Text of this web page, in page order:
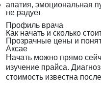
апатия, эмоциональная
не радует
Профиль врача
Как начать и сколько
Прозрачные цены и
Аксае
Начать можно прямо
изучение прайса.
стоимость известна